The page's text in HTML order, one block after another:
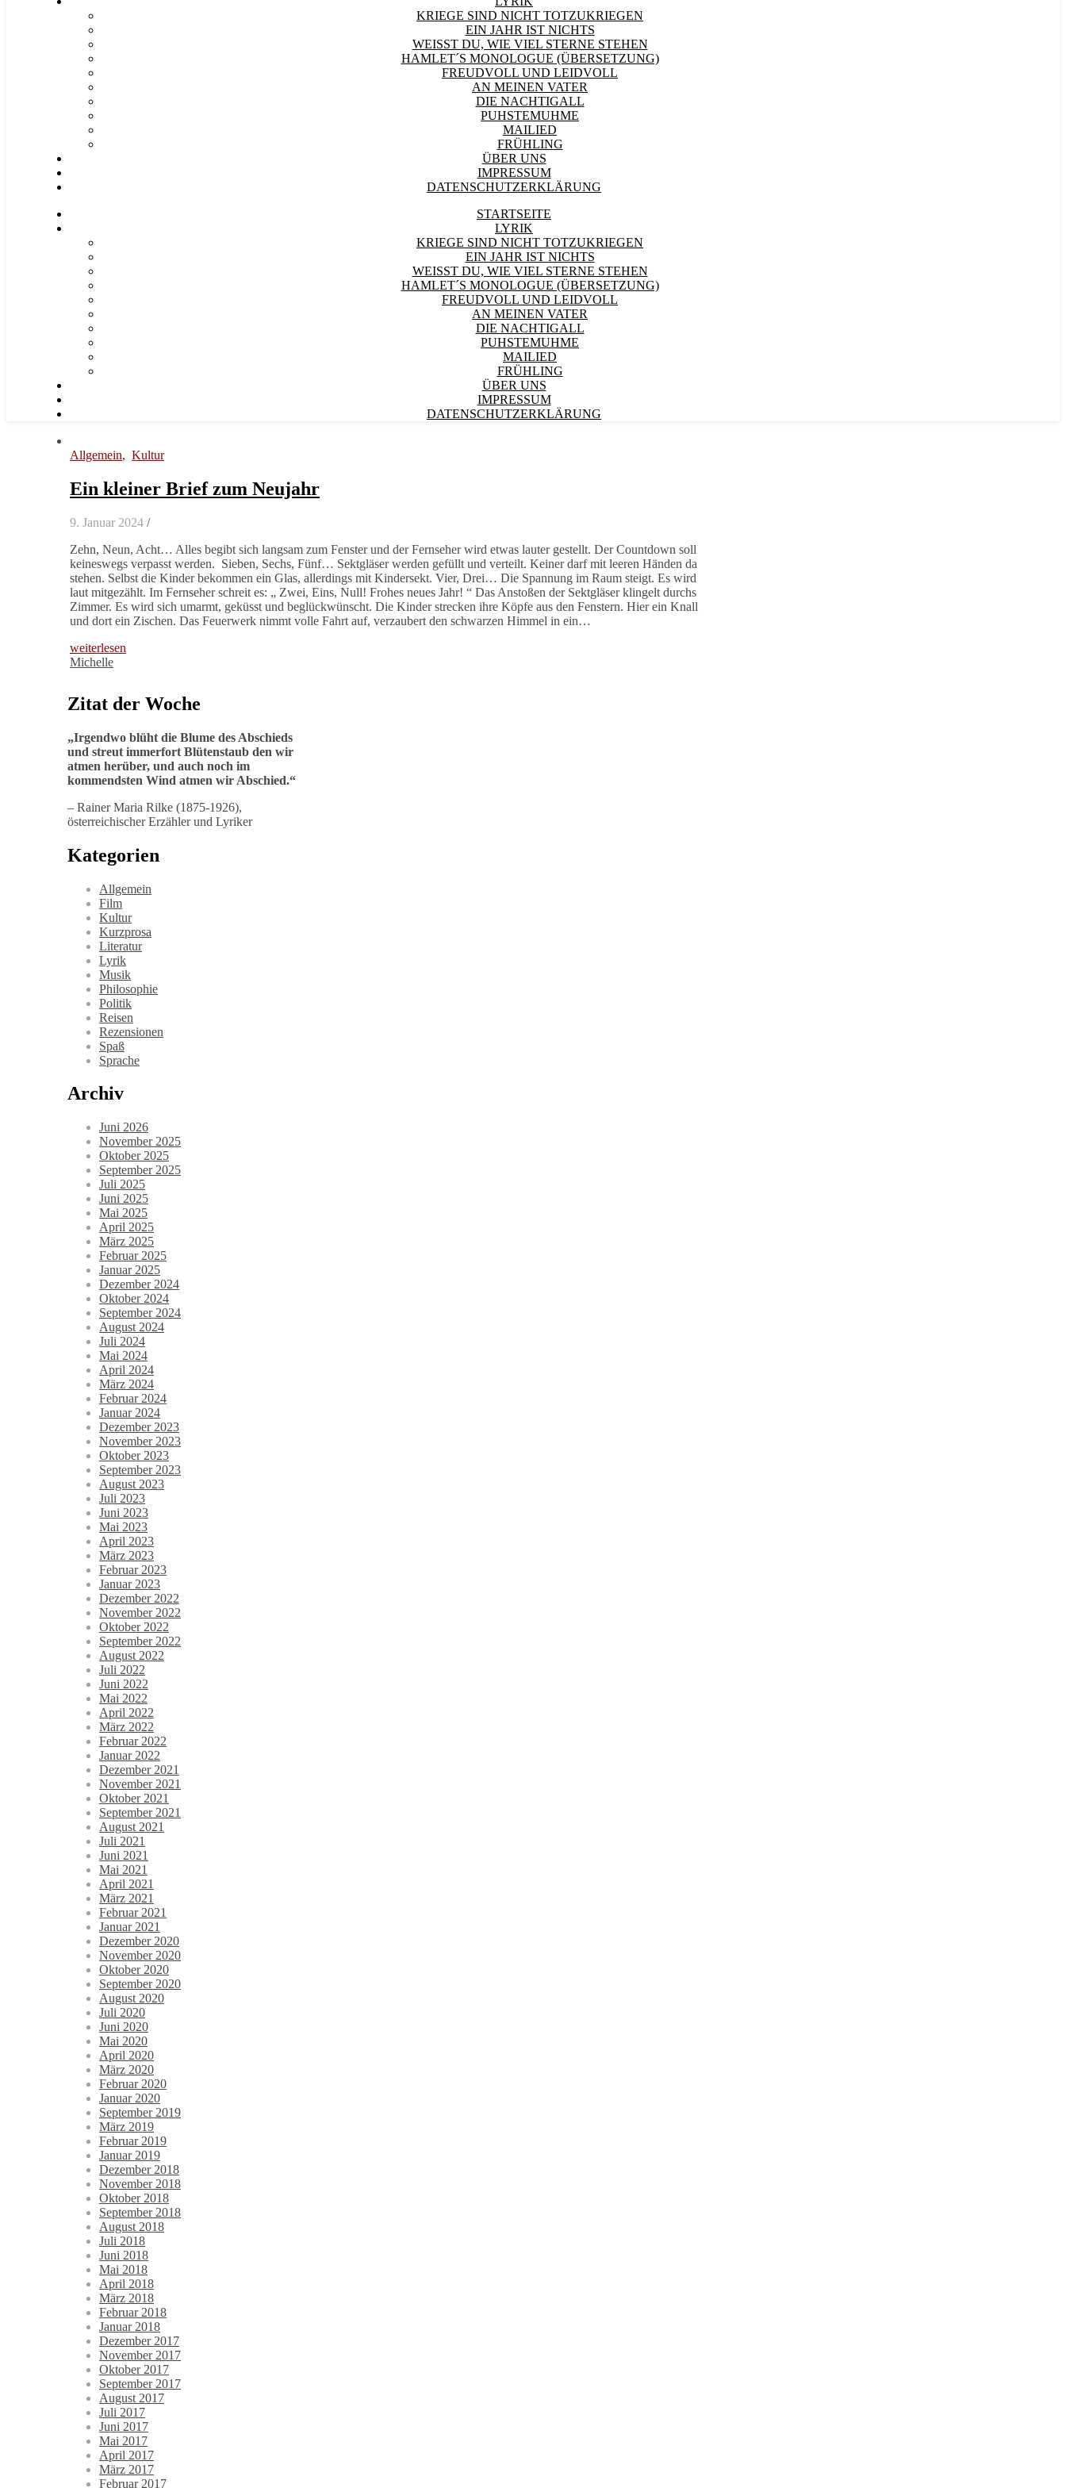
KRIEGE SIND NICHT TOTZUKRIEGEN
EIN JAHR IST NICHTS
WEISST DU, WIE VIEL STERNE STEHEN
HAMLET´S MONOLOGUE (ÜBERSETZUNG)
FREUDVOLL UND LEIDVOLL
AN MEINEN VATER
DIE NACHTIGALL
PUHSTEMUHME
MAILIED
FRÜHLING
ÜBER UNS
IMPRESSUM
DATENSCHUTZERKLÄRUNG
STARTSEITE
LYRIK
KRIEGE SIND NICHT TOTZUKRIEGEN
EIN JAHR IST NICHTS
WEISST DU, WIE VIEL STERNE STEHEN
HAMLET´S MONOLOGUE (ÜBERSETZUNG)
FREUDVOLL UND LEIDVOLL
AN MEINEN VATER
DIE NACHTIGALL
PUHSTEMUHME
MAILIED
FRÜHLING
ÜBER UNS
IMPRESSUM
DATENSCHUTZERKLÄRUNG
Allgemein, Kultur
Ein kleiner Brief zum Neujahr
9. Januar 2024 /
Zehn, Neun, Acht… Alles begibt sich langsam zum Fenster und der Fernseher wird etwas lauter gestellt. Der Countdown soll
keineswegs verpasst werden. Sieben, Sechs, Fünf… Sektgläser werden gefüllt und verteilt. Keiner darf mit leeren Händen da
stehen. Selbst die Kinder bekommen ein Glas, allerdings mit Kindersekt. Vier, Drei… Die Spannung im Raum steigt. Es wird
laut mitgezählt. Im Fernseher schreit es: „ Zwei, Eins, Null! Frohes neues Jahr! “ Das Anstoßen der Sektgläser klingelt durchs
Zimmer. Es wird sich umarmt, geküsst und beglückwünscht. Die Kinder strecken ihre Köpfe aus den Fenstern. Hier ein Knall
und dort ein Zischen. Das Feuerwerk nimmt volle Fahrt auf, verzaubert den schwarzen Himmel in ein…
weiterlesen
Michelle
Zitat der Woche
„Irgendwo blüht die Blume des Abschieds
und streut immerfort Blütenstaub den wir
atmen herüber, und auch noch im
kommendsten Wind atmen wir Abschied.“
– Rainer Maria Rilke (1875-1926),
österreichischer Erzähler und Lyriker
Kategorien
Allgemein
Film
Kultur
Kurzprosa
Literatur
Lyrik
Musik
Philosophie
Politik
Reisen
Rezensionen
Spaß
Sprache
Archiv
Juni 2026
November 2025
Oktober 2025
September 2025
Juli 2025
Juni 2025
Mai 2025
April 2025
März 2025
Februar 2025
Januar 2025
Dezember 2024
Oktober 2024
September 2024
August 2024
Juli 2024
Mai 2024
April 2024
März 2024
Februar 2024
Januar 2024
Dezember 2023
November 2023
Oktober 2023
September 2023
August 2023
Juli 2023
Juni 2023
Mai 2023
April 2023
März 2023
Februar 2023
Januar 2023
Dezember 2022
November 2022
Oktober 2022
September 2022
August 2022
Juli 2022
Juni 2022
Mai 2022
April 2022
März 2022
Februar 2022
Januar 2022
Dezember 2021
November 2021
Oktober 2021
September 2021
August 2021
Juli 2021
Juni 2021
Mai 2021
April 2021
März 2021
Februar 2021
Januar 2021
Dezember 2020
November 2020
Oktober 2020
September 2020
August 2020
Juli 2020
Juni 2020
Mai 2020
April 2020
März 2020
Februar 2020
Januar 2020
September 2019
März 2019
Februar 2019
Januar 2019
Dezember 2018
November 2018
Oktober 2018
September 2018
August 2018
Juli 2018
Juni 2018
Mai 2018
April 2018
März 2018
Februar 2018
Januar 2018
Dezember 2017
November 2017
Oktober 2017
September 2017
August 2017
Juli 2017
Juni 2017
Mai 2017
April 2017
März 2017
Februar 2017